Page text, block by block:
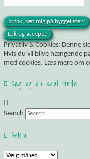
Privatliv & Cookies: Denne
Hvis du vil blive hængende
med cookies. Læs mere om
Søg og du skal finde:
Search
Arkiv
Arkiv